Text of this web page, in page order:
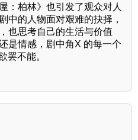
：柏林》也引发了观众对人
中的人物面对艰难的抉择，
也思考自己的生活与价值
是情感，剧中角X 的每一个
罢不能。